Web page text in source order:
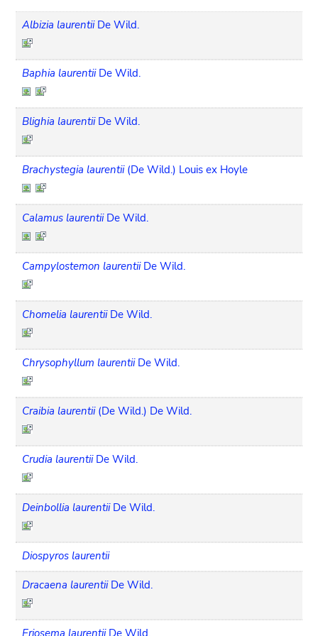
Albizia laurentii De Wild.
Baphia laurentii De Wild.
Blighia laurentii De Wild.
Brachystegia laurentii (De Wild.) Louis ex Hoyle
Calamus laurentii De Wild.
Campylostemon laurentii De Wild.
Chomelia laurentii De Wild.
Chrysophyllum laurentii De Wild.
Craibia laurentii (De Wild.) De Wild.
Crudia laurentii De Wild.
Deinbollia laurentii De Wild.
Diospyros laurentii
Dracaena laurentii De Wild.
Eriosema laurentii De Wild.